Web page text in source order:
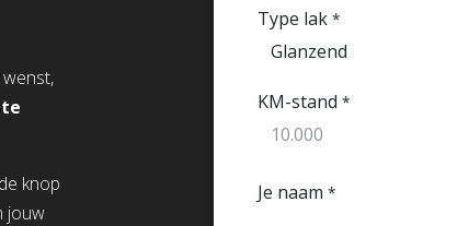
knop
jouw
Type lak *
KM-stand *
Je naam *